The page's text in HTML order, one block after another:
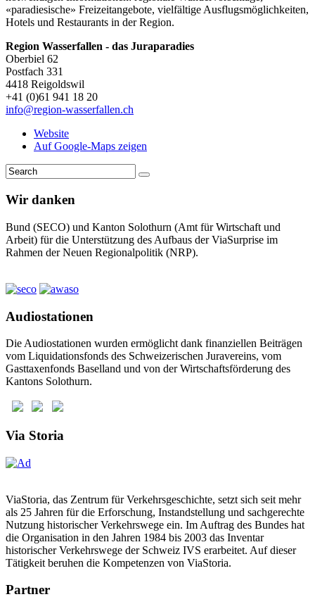
«paradiesische» Freizeitangebote, vielfältige Ausflugsmöglichkeiten,
Hotels und Restaurants in der Region.
Region Wasserfallen - das Juraparadies
Oberbiel 62
Postfach 331
4418 Reigoldswil
+41 (0)61 941 18 20
info@region-wasserfallen.ch
Website
Auf Google-Maps zeigen
Wir danken
Bund (SECO) und Kanton Solothurn (Amt für Wirtschaft und
Arbeit) für die Unterstützung des Aufbaus der ViaSurprise im
Rahmen der Neuen Regionalpolitik (NRP).
Audiostationen
Die Audiostationen wurden ermöglicht dank finanziellen Beiträgen
vom Liquidationsfonds des Schweizerischen Juravereins, vom
Gasttaxenfonds Baselland und von der Wirtschaftsförderung des
Kantons Solothurn.
Via Storia
ViaStoria, das Zentrum für Verkehrsgeschichte, setzt sich seit mehr
als 25 Jahren für die Erforschung, Instandstellung und sachgerechte
Nutzung historischer Verkehrswege ein. Im Auftrag des Bundes hat
die Organisation in den Jahren 1984 bis 2003 das Inventar
historischer Verkehrswege der Schweiz IVS erarbeitet. Auf dieser
Tätigkeit beruhen die Kompetenzen von ViaStoria.
Partner